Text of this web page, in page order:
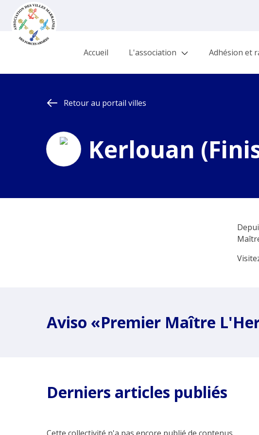
Accueil L'association Adhésion et
Retour au portail villes
Kerlouan
Aviso «Premier Maître
Derniers articles publiés